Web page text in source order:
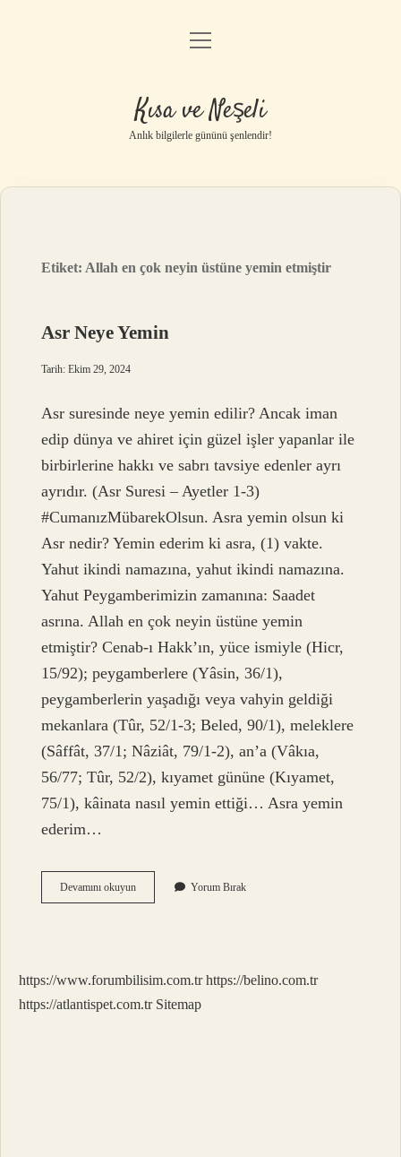
Anasayfa
Yasal Uyarı
menüyü
Kısa ve Neşeli
Anlık bilgilerle gününü şenlendir!
Etiket: Allah en çok neyin üstüne yemin etmiştir
Asr Neye Yemin
Tarih: Ekim 29, 2024
Asr suresinde neye yemin edilir? Ancak iman
edip dünya ve ahiret için güzel işler yapanlar ile
birbirlerine hakkı ve sabrı tavsiye edenler ayrı
ayrıdır. (Asr Suresi – Ayetler 1-3)
#CumanızMübarekOlsun. Asra yemin olsun ki
Asr nedir? Yemin ederim ki asra, (1) vakte.
Yahut ikindi namazına, yahut ikindi namazına.
Yahut Peygamberimizin zamanına: Saadet
asrına. Allah en çok neyin üstüne yemin
etmiştir? Cenab-ı Hakk’ın, yüce ismiyle (Hicr,
15/92); peygamberlere (Yâsin, 36/1),
peygamberlerin yaşadığı veya vahyin geldiği
mekanlara (Tûr, 52/1-3; Beled, 90/1), meleklere
(Sâffât, 37/1; Nâziât, 79/1-2), an’a (Vâkıa,
56/77; Tûr, 52/2), kıyamet gününe (Kıyamet,
75/1), kâinata nasıl yemin ettiği… Asra yemin
ederim…
Devamını okuyunAsr
Neye
Yorum Bırak
https://www.forumbilisim.com.tr https://belino.com.tr
https://atlantispet.com.tr Sitemap